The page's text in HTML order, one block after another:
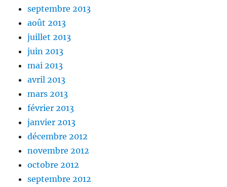
septembre 2013
août 2013
juillet 2013
juin 2013
mai 2013
avril 2013
mars 2013
février 2013
janvier 2013
décembre 2012
novembre 2012
octobre 2012
septembre 2012